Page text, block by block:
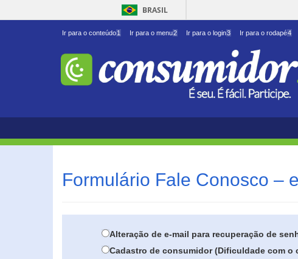
BRASIL
Ir para o conteúdo1 Ir para o menu2 Ir para o login3 Ir para o rodapé4
Formulário Fale Conosco –
Alteração de e-mail para recuperação de
Cadastro de consumidor (Dificuldade com